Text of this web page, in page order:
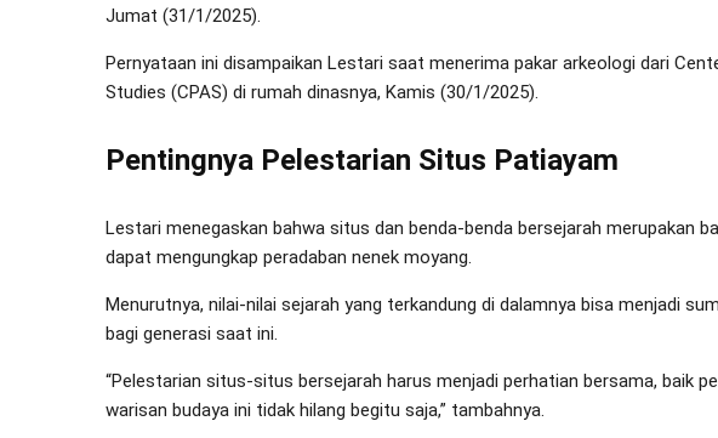
Jumat (31/1/2025).
Pernyataan ini disampaikan Lestari saat menerima pakar arkeologi dari
Studies (CPAS) di rumah dinasnya, Kamis (30/1/2025).
Pentingnya Pelestarian Situs Patiayam
Lestari menegaskan bahwa situs dan benda-benda bersejarah merupakan
dapat mengungkap peradaban nenek moyang.
Menurutnya, nilai-nilai sejarah yang terkandung di dalamnya bisa menjadi
bagi generasi saat ini.
“Pelestarian situs-situs bersejarah harus menjadi perhatian bersama, baik
warisan budaya ini tidak hilang begitu saja,” tambahnya.